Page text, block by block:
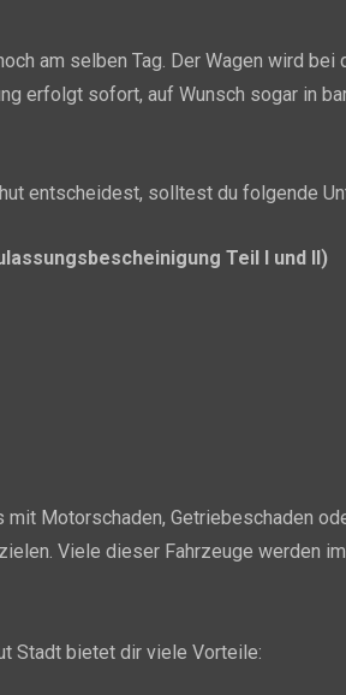
am selben Tag. Der Wagen wird
erfolgt sofort, auf Wunsch sogar in
entscheidest, solltest du folgende
Teil I und II)
mit Motorschaden, Getriebeschaden
Viele dieser Fahrzeuge werden
Stadt bietet dir viele Vorteile: